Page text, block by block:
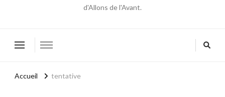
d'Allons de l'Avant.
Accueil tentative